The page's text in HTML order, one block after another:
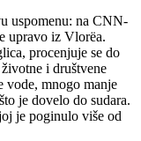
uspomenu: na CNN-
upravo iz Vlorëa.
procenjuje se do
i društvene
vode, mnogo manje
je dovelo do sudara.
je poginulo više od